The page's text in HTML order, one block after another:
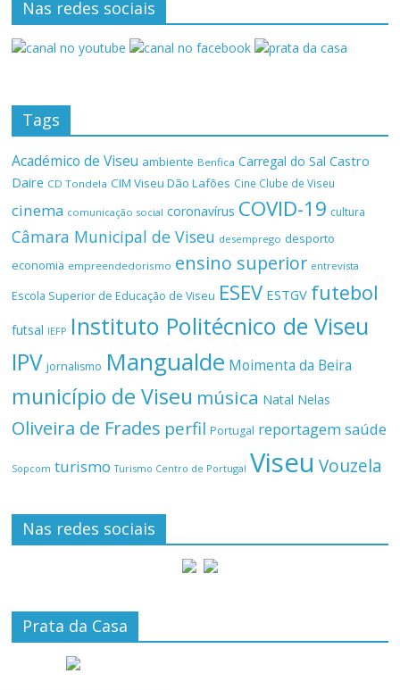
Nas redes sociais
Tags
Académico de Viseu ambiente Benfica Carregal do Sal Castro
Daire CD Tondela CIM Viseu Dão Lafões Cine Clube de Viseu
cinema comunicação social coronavírus COVID-19 cultura
Câmara Municipal de Viseu desemprego desporto
economia empreendedorismo ensino superior entrevista
Escola Superior de Educação de Viseu ESEV ESTGV futebol
futsal IEFP Instituto Politécnico de Viseu
IPV jornalismo Mangualde Moimenta da Beira
município de Viseu música Natal Nelas
Oliveira de Frades perfil Portugal reportagemsaúde
Sopcom turismo Turismo Centro de Portugal Viseu Vouzela
Nas redes sociais
Prata da Casa